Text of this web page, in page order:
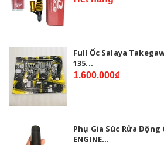
Full Ốc Salaya
135...
1.600.000₫
Phụ Gia Súc Rửa Động
ENGINE...